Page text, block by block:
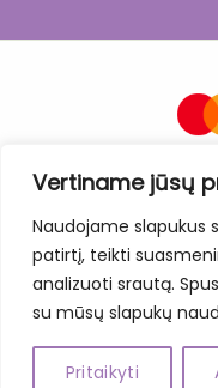
Vertiname jūsų
Naudojame slapukus
patirtį, teikti
analizuoti srautą.
su mūsų slapukų
Pritaikyti
Visos teisės